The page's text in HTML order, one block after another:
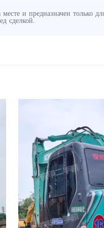
месте и предназначен
сделкой.